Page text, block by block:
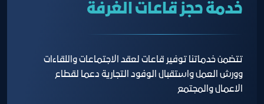
خدمة حجز قاعات الغرفة
تتضمن خدماتنا توفير قاعات لعقد الاجتماعات واللقاءات
وورش العمل واستقبال الوفود التجارية دعما لقطاع
الاعمال والمجتمع